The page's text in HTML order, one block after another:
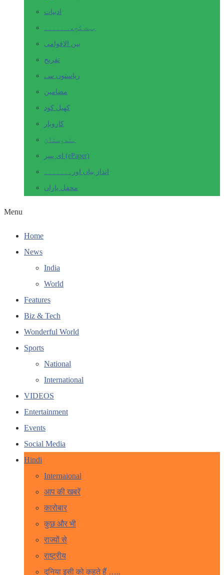
ادبیات
بہت کچھ۔ ۔۔۔۔۔
بین الاقوامی
تفریح
ریاستوں سے
مضامین
کھیل کود
کاروبار
ہندوستان
ای پیپر (ePaper)
انداز بیاں اور۔۔۔۔۔۔۔
محفل یاراں
Menu
Home
News
India
World
Features
Biz & Tech
Wonderful World
Sports
National
International
VIDEOS
Entertainment
Events
Social Media
Hindi
Internaional
आप की खबरें
कारोबार
कुछ और भी
राज्यों से
राष्ट्रीय
दुनिया इसी को कहते हैं …..